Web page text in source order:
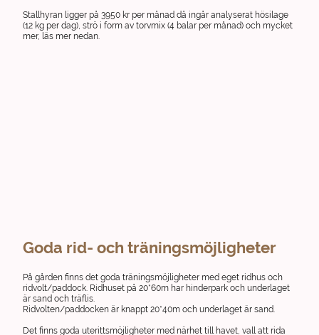
Stallhyran ligger på 3950 kr per månad då ingår analyserat hösilage
(12 kg per dag), strö i form av torvmix (4 balar per månad) och mycket
mer, läs mer nedan.
Goda rid- och träningsmöjligheter
På gården finns det goda träningsmöjligheter med eget ridhus och
ridvolt/paddock. Ridhuset på 20*60m har hinderpark och underlaget
är sand och träflis.
Ridvolten/paddocken är knappt 20*40m och underlaget är sand.
Det finns goda uterittsmöjligheter med närhet till havet, vall att rida